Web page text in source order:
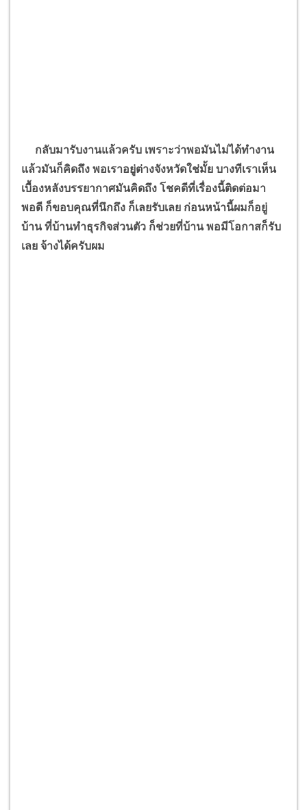
กลับมารับงานแล้วครับ เพราะว่าพอมันไม่ได้ทำงาน
แล้วมันก็คิดถึง พอเราอยู่ต่างจังหวัดใช่มั้ย บางทีเราเห็น
เบื้องหลังบรรยากาศมันคิดถึง โชคดีที่เรื่องนี้ติดต่อมา
พอดี ก็ขอบคุณที่นึกถึง ก็เลยรับเลย ก่อนหน้านี้ผมก็อยู่
บ้าน ที่บ้านทำธุรกิจส่วนตัว ก็ช่วยที่บ้าน พอมีโอกาสก็รับ
เลย จ้างได้ครับผม